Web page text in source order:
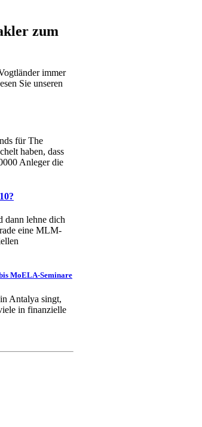
zum
immer
Sie unseren
für The
haben, dass
Anleger die
dann lehne dich
eine MLM-
MoELA-Seminare
Antalya singt,
in finanzielle